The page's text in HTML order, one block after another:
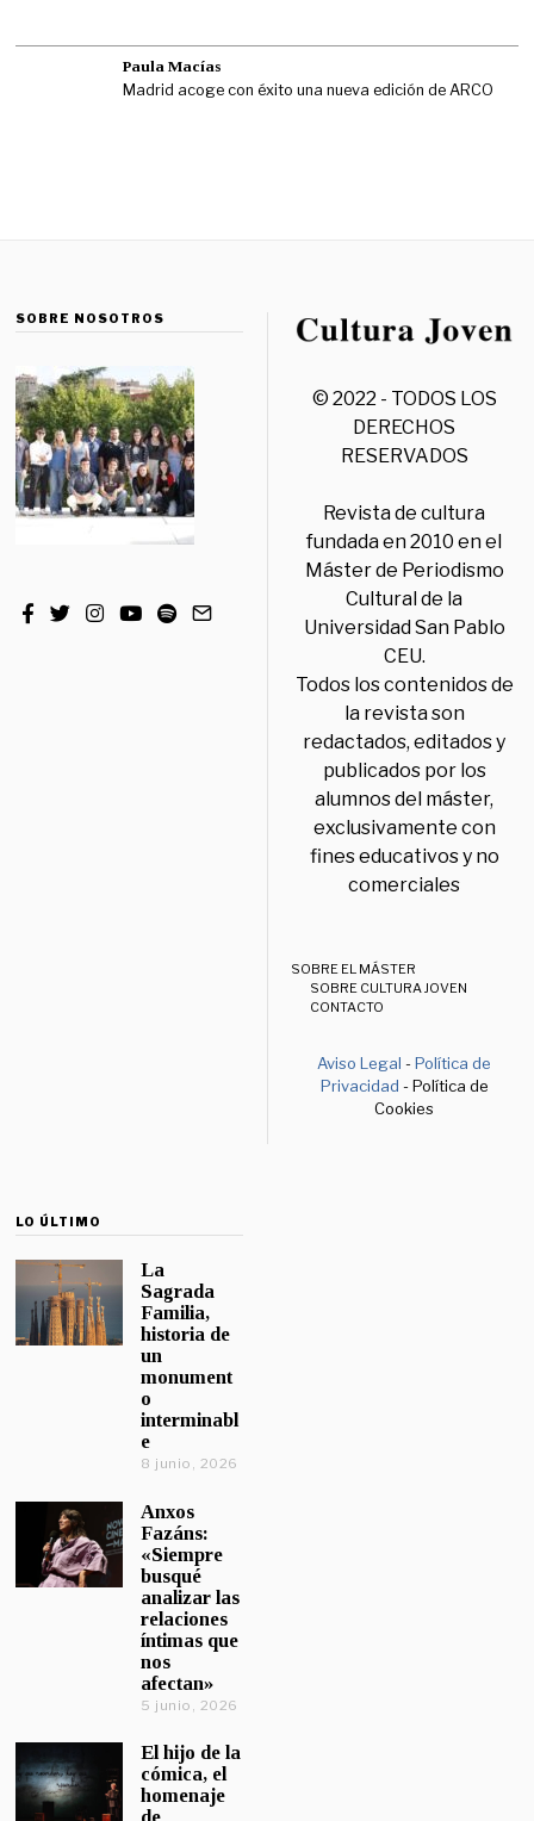
Paula Macías
Madrid acoge con éxito una nueva edición de ARCO
SOBRE NOSOTROS
© 2022 - TODOS LOS
DERECHOS
RESERVADOS
Revista de cultura
fundada en 2010 en el
Máster de Periodismo
Cultural de la
Universidad San Pablo
CEU.
Todos los contenidos de
la revista son
redactados, editados y
publicados por los
alumnos del máster,
exclusivamente con
fines educativos y no
comerciales
SOBRE EL MÁSTER
SOBRE CULTURA JOVEN
CONTACTO
Aviso Legal -Política de
Privacidad - Política de
Cookies
LO ÚLTIMO
La
Sagrada
Familia,
historia de
un
monument
o
interminabl
e
8 junio, 2026
Anxos
Fazáns:
«Siempre
busqué
analizar las
relaciones
íntimas que
nos
afectan»
5 junio, 2026
El hijo de la
cómica, el
homenaje